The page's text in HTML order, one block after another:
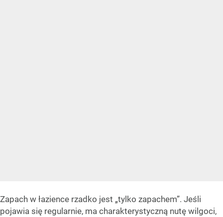
Zapach w łazience rzadko jest „tylko zapachem”. Jeśli
pojawia się regularnie, ma charakterystyczną nutę wilgoci,